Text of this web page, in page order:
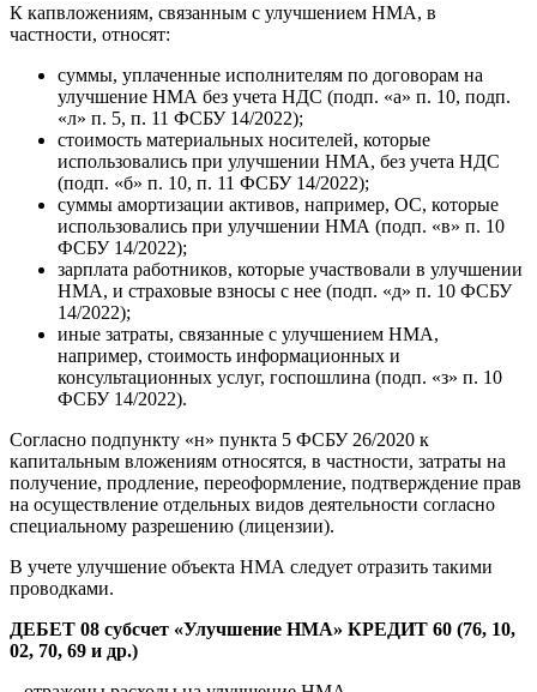
К капвложениям, связанным с улучшением НМА, в
частности, относят:
суммы, уплаченные исполнителям по договорам на
улучшение НМА без учета НДС (подп. «а» п. 10, подп.
«л» п. 5, п. 11 ФСБУ 14/2022);
стоимость материальных носителей, которые
использовались при улучшении НМА, без учета НДС
(подп. «б» п. 10, п. 11 ФСБУ 14/2022);
суммы амортизации активов, например, ОС, которые
использовались при улучшении НМА (подп. «в» п. 10
ФСБУ 14/2022);
зарплата работников, которые участвовали в улучшении
НМА, и страховые взносы с нее (подп. «д» п. 10 ФСБУ
14/2022);
иные затраты, связанные с улучшением НМА,
например, стоимость информационных и
консультационных услуг, госпошлина (подп. «з» п. 10
ФСБУ 14/2022).
Согласно подпункту «н» пункта 5 ФСБУ 26/2020 к
капитальным вложениям относятся, в частности, затраты на
получение, продление, переоформление, подтверждение прав
на осуществление отдельных видов деятельности согласно
специальному разрешению (лицензии).
В учете улучшение объекта НМА следует отразить такими
проводками.
ДЕБЕТ 08 субсчет «Улучшение НМА» КРЕДИТ 60 (76, 10,
02, 70, 69 и др.)